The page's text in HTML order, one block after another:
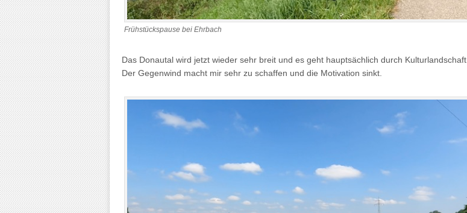
Frühstückspause bei Ehrbach
Das Donautal wird jetzt wieder sehr breit und es geht hauptsächlich durch Kulturlandschaft.
Der Gegenwind macht mir sehr zu schaffen und die Motivation sinkt.